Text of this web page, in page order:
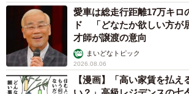
愛車は総走行距離17万キロ
ド 「どなたか欲しい方が
才師が譲渡の意向
まいどなトピック
2026.08.06
【漫画】「高い家賃を払え